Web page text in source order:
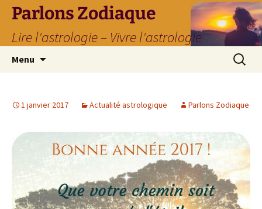
Parlons Zodiaque
Lire l'astrologie – Vivre l'astrologie
Menu
1 janvier 2017 Actualité astrologique Parlons Zodiaque